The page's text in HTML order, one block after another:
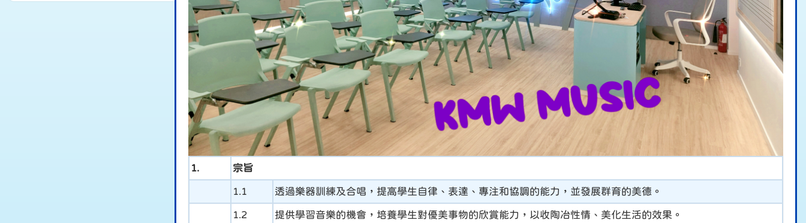
1. 宗旨
1.1 透過樂器訓練及合唱，提高學生自律、表達、專注和協調的能力，並發展群育的美德。
1.2 提供學習音樂的機會，培養學生對優美事物的欣賞能力，以收陶冶性情、美化生活的效果。